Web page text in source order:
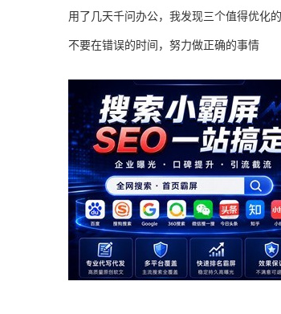
用了几天千问办公，我发现三个值得优化
不要在错误的时间，努力做正确的事情